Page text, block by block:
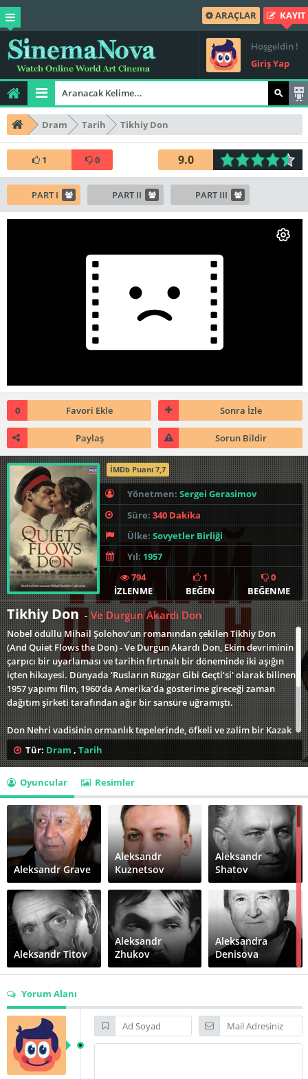
ARAÇLAR KAYIT
Hoşgeldin !
Giriş Yap
Dram Tarih Tikhiy Don
1 0 9.0
PART I PART II PART III
0 Favori Ekle Sonra İzle
Paylaş Sorun Bildir
İMDb Puanı 7,7
Yönetmen: Sergei Gerasimov
Süre: 340 Dakika
Ülke: Sovyetler Birliği
Yıl: 1957
794
İZLENME
1
BEĞEN
0
BEĞENME
Tikhiy Don - Ve Durgun Akardı Don
Nobel ödüllü Mihail Şolohov’un romanından çekilen Tikhiy Don
(And Quiet Flows the Don) - Ve Durgun Akardı Don, Ekim devriminin
çarpıcı bir uyarlaması ve tarihin fırtınalı bir döneminde iki aşığın
içten hikayesi. Dünyada 'Rusların Rüzgar Gibi Geçti’si' olarak bilinen
1957 yapımı film, 1960’da Amerika’da gösterime gireceği zaman
dağıtım şirketi tarafından ağır bir sansüre uğramıştı.
Don Nehri vadisinin ormanlık tepelerinde, öfkeli ve zalim bir Kazak
genci olan Grigori, arkadaşının karısı Aksiniya’ya aşık olur. Kazak
köy hayatının güzelliği ve Birinci Dünya Savaşı’yla Bolşevik
Devrimi’nin karmaşası, bu aşk hikayesine trajik olduğu kadar da
gerçekçi bir zemin oluşturur. Aldatma ve utancın baskısı altındaki
aşıklar, eski düzenin lanetleriyle ve yeni dönemin tehlikeleriyle
savaşmak zorundadır.
Tür: Dram , Tarih
Oyuncular Resimler
Aleksandr Grave
Aleksandr
Kuznetsov
Aleksandr
Shatov
Aleksandr Titov
Aleksandr
Zhukov
Aleksandra
Denisova
Anastasiya
Filippova
Anatoliy
Sakhnovskiy
Boris Kordunov
Yorum Alanı